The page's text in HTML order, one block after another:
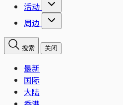
活动
周边
搜索 关闭
最新
国际
大陆